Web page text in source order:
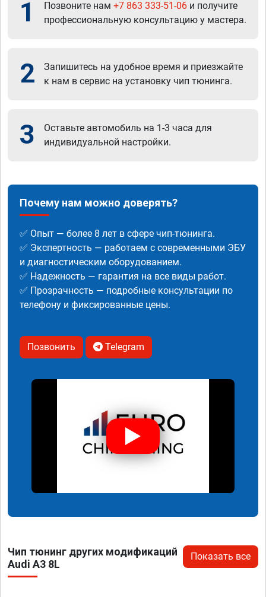
1 Позвоните нам +7 863 333-51-06 и получите
профессиональную консультацию у мастера.
2
Запишитесь на удобное время и приезжайте
к нам в сервис на установку чип тюнинга.
3
Оставьте автомобиль на 1-3 часа для
индивидуальной настройки.
Почему нам можно доверять?
✅ Опыт — более 8 лет в сфере чип-тюнинга.
✅ Экспертность — работаем с современными ЭБУ
и диагностическим оборудованием.
✅ Надежность — гарантия на все виды работ.
✅ Прозрачность — подробные консультации по
телефону и фиксированные цены.
Позвонить Telegram
Чип тюнинг других модификаций
Audi A3 8L
Показать все